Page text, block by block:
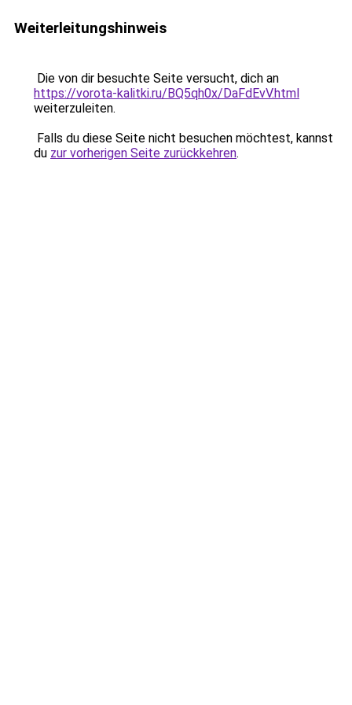
Weiterleitungshinweis
Die von dir besuchte Seite versucht, dich an
https://vorota-kalitki.ru/BQ5qh0x/DaFdEvV.html
weiterzuleiten.
Falls du diese Seite nicht besuchen möchtest, kannst
du zur vorherigen Seite zurückkehren.